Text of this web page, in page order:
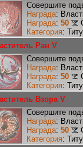
Совершите
Награда:
Награда: 50
Категория:
Ран V
Совершите
Награда:
Награда: 50
Категория:
Взора V
Совершите
Награда:
Награда: 50
Категория: